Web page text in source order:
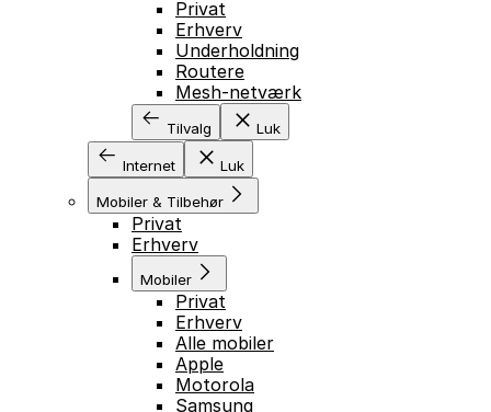
Privat
Erhverv
Underholdning
Routere
Mesh-netværk
Tilvalg Luk
Internet Luk
Mobiler & Tilbehør
Privat
Erhverv
Mobiler
Privat
Erhverv
Alle mobiler
Apple
Motorola
Samsung